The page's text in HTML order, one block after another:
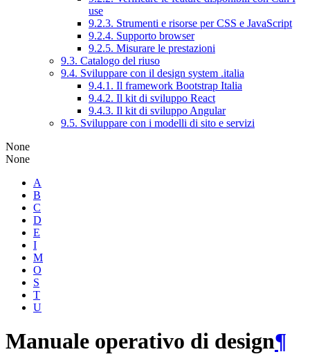
use
9.2.3. Strumenti e risorse per CSS e JavaScript
9.2.4. Supporto browser
9.2.5. Misurare le prestazioni
9.3. Catalogo del riuso
9.4. Sviluppare con il design system .italia
9.4.1. Il framework Bootstrap Italia
9.4.2. Il kit di sviluppo React
9.4.3. Il kit di sviluppo Angular
9.5. Sviluppare con i modelli di sito e servizi
None
None
A
B
C
D
E
I
M
O
S
T
U
Manuale operativo di design¶